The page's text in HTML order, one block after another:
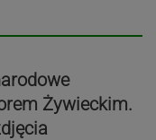
Żywieckim.